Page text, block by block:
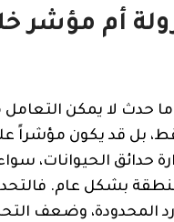
أم مؤشر
ما حدث لا يمكن
بل قد يكون مؤشراً
حدائق الحيوانات،
بشكل عام.
المحدودة، وضعف